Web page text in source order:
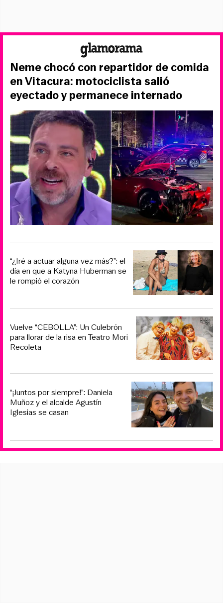
Neme chocó con repartidor de comida
en Vitacura: motociclista salió
eyectado y permanece internado
“¿Iré a actuar alguna vez más?”: el
día en que a Katyna Huberman se
le rompió el corazón
Vuelve “CEBOLLA”: Un Culebrón
para llorar de la risa en Teatro Mori
Recoleta
“¡Juntos por siempre!”: Daniela
Muñoz y el alcalde Agustín
Iglesias se casan